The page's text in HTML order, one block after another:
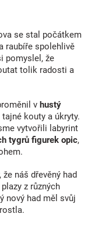
se stal počátkem
raubíře spolehlivě
pomyslel, že
tolik radosti a
v hustý
kouty a úkryty.
vytvořili labyrint
tygrů figurek opic,
náš dřevěný had
z různých
nový had měl svůj